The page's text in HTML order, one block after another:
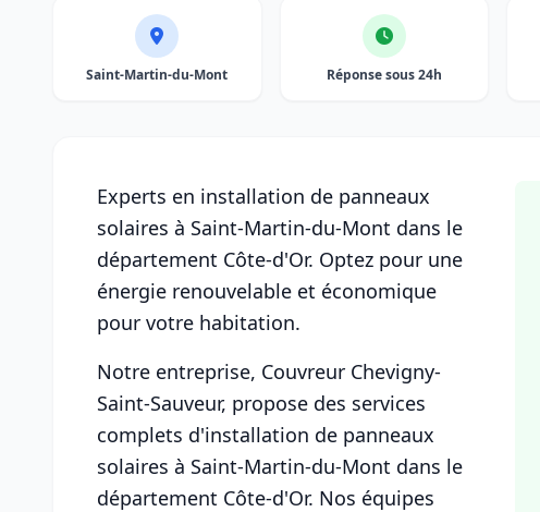
Saint-Martin-du-Mont Réponse sous 24h
Experts en installation de panneaux
solaires à Saint-Martin-du-Mont dans le
département Côte-d'Or. Optez pour une
énergie renouvelable et économique
pour votre habitation.
Notre entreprise, Couvreur Chevigny-
Saint-Sauveur, propose des services
complets d'installation de panneaux
solaires à Saint-Martin-du-Mont dans le
département Côte-d'Or. Nos équipes